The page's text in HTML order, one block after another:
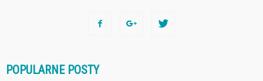
POPULARNE POSTY